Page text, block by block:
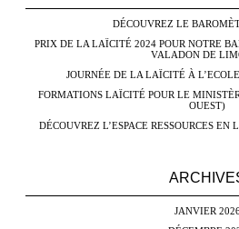
DÉCOUVREZ LE
PRIX DE LA LAÏCITÉ 2024 POUR NOTRE
VALADON DE
JOURNÉE DE LA LAÏCITÉ À
FORMATIONS LAÏCITÉ POUR LE
OUEST)
DÉCOUVREZ L’ESPACE RESSOURCES
JANVIER